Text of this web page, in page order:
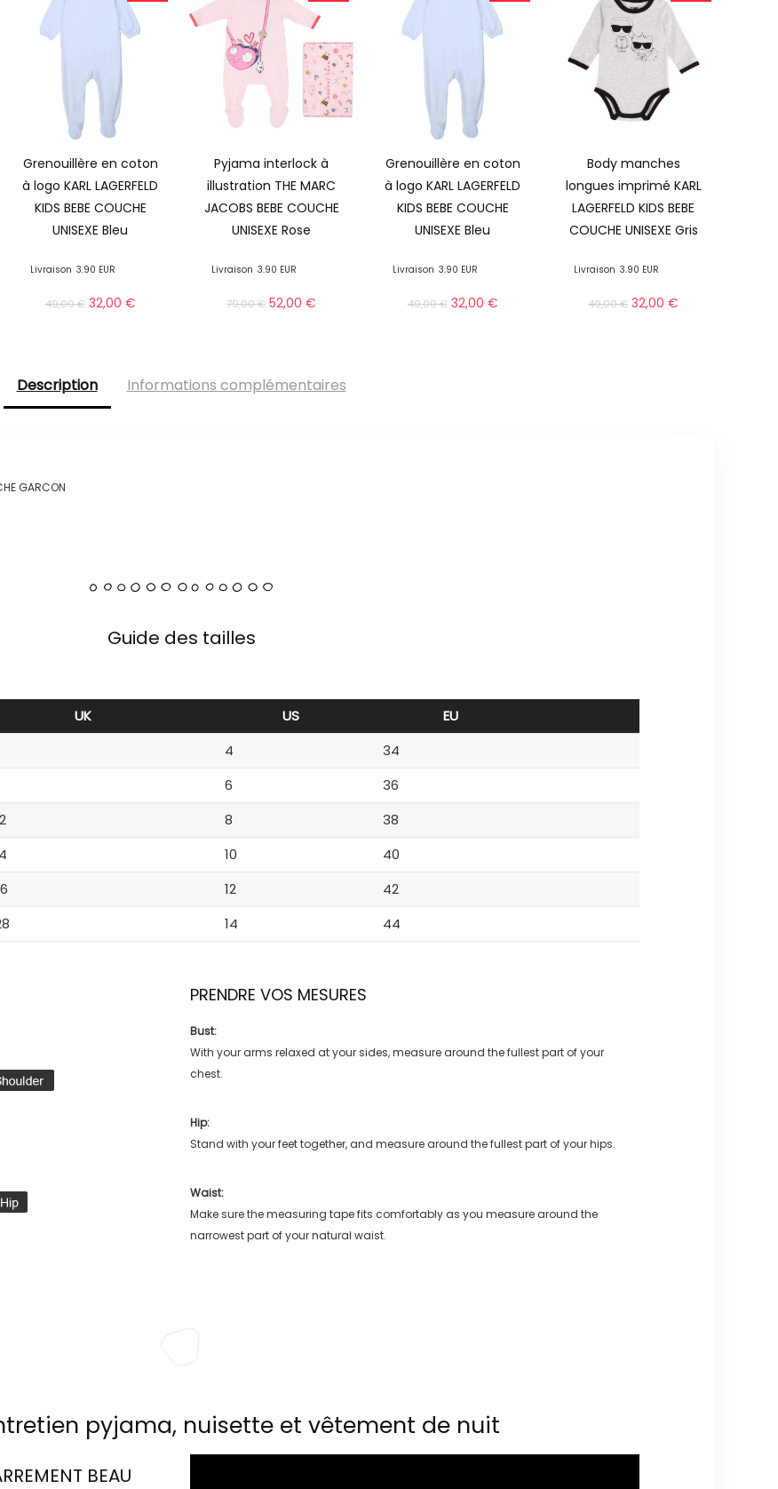
Grenouillère en coton
à logo KARL LAGERFELD
KIDS BEBE COUCHE
UNISEXE Bleu
Livraison 3.90 EUR
49,00€ 32,00 €
Pyjama interlock à
illustration THE MARC
JACOBS BEBE COUCHE
UNISEXE Rose
Livraison 3.90 EUR
79,00€ 52,00€
Grenouillère en coton
à logo KARL LAGERFELD
KIDS BEBE COUCHE
UNISEXE Bleu
Livraison 3.90 EUR
49,00€ 32,00 €
Body manches
longues imprimé KARL
LAGERFELD KIDS BEBE
COUCHE UNISEXE Gris
Livraison 3.90 EUR
49,00€ 32,00€
Description Informations complémentaires
GARCON
Guide des tailles
UK US
EU
4
34
6
36
8
38
10
40
12
42
14 44
PRENDRE VOS MESURES
Bust:
With your arms relaxed at your sides, measure around the fullest part of your
chest.
Hip:
Stand with your feet together, and measure around the fullest part of your hips.
Waist:
Make sure the measuring tape fits comfortably as you measure around the
narrowest part of your natural waist.
pyjama, nuisette et vêtement de nuit
BEAU